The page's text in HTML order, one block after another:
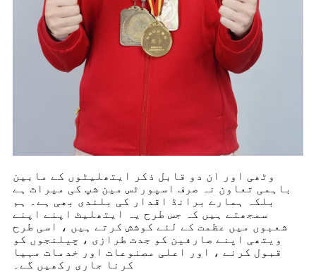
وٹھی اور ان دو قابل ذکر ایتھلیٹوں کے مابین
باہمی تعاون نہ صرف اسپورٹس مین شپ کی میراث ہے
بلکہ ہمارے برانڈ اقدار کی بلندی بھی ہے۔ ہم
سمجھتے ہیں کہ جس طرح یہ ایتھلیٹ اپنے اپنے
شعبوں میں عظمت کے لئے کوشش کرتے ہیں ، اسی طرح
ویتھی اپنے صارفین کو جدت طرازی ، چیلنجوں کو
قبول کرنے ، اور اعلی مصنوعات اور خدمات مہیا
کرنا جاری رکھیں گے۔